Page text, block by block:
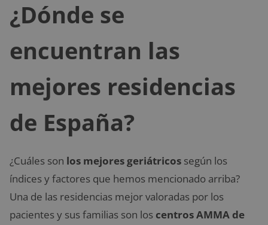
¿Dónde se
encuentran las
mejores residencias
de España?
¿Cuáles son los mejores geriátricos según los
índices y factores que hemos mencionado arriba?
Una de las residencias mejor valoradas por los
pacientes y sus familias son los centros AMMA de